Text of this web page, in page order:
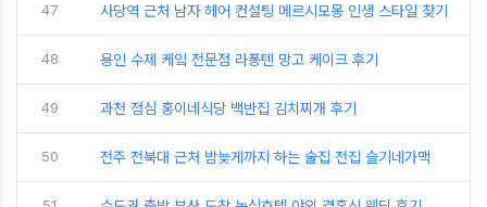
47 사당역 근처 남자 헤어 컨설팅 메르시모몽 인생 스타일 찾기
48 용인 수제 케잌 전문점 라퐁텐 망고 케이크 후기
49 과천 점심 홍이네식당 백반집 김치찌개 후기
50 전주 전북대 근처 밤늦게까지 하는 술집 전집 슬기네가맥